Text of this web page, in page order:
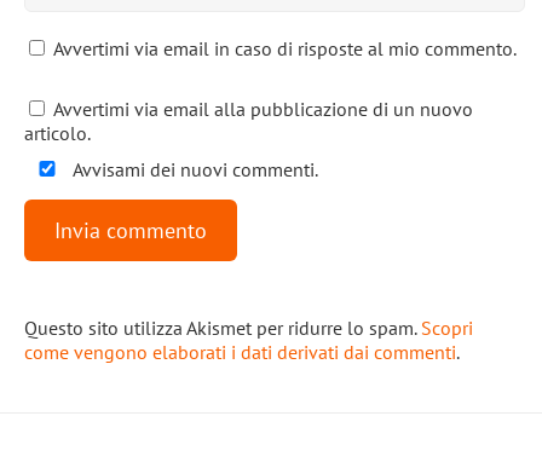
Avvertimi via email in caso di risposte al mio commento.
Avvertimi via email alla pubblicazione di un nuovo
articolo.
Avvisami dei nuovi commenti.
Questo sito utilizza Akismet per ridurre lo spam. Scopri
come vengono elaborati i dati derivati dai commenti.